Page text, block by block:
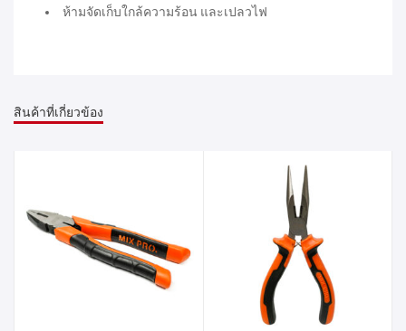
ห้ามจัดเก็บใกล้ความร้อน และเปลวไฟ
สินค้าที่เกี่ยวข้อง